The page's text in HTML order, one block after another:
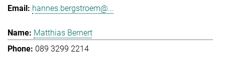
hannes.bergstroem@...
Matthias Bernert
089 3299 2214